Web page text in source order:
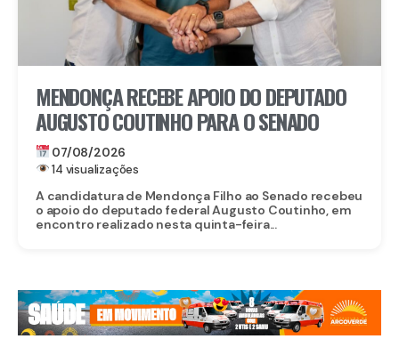
MENDONÇA RECEBE APOIO DO DEPUTADO
AUGUSTO COUTINHO PARA O SENADO
07/08/2026
14 visualizações
A candidatura de Mendonça Filho ao Senado recebeu
o apoio do deputado federal Augusto Coutinho, em
encontro realizado nesta quinta-feira...